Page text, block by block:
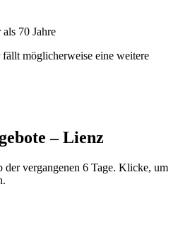
70 Jahre
möglicherweise eine weitere
– Lienz
vergangenen 6 Tage. Klicke, um